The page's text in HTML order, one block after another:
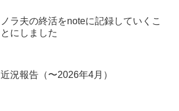
ノラ夫の終活をnoteに記録していくこ
とにしました
近況報告（〜2026年4月）